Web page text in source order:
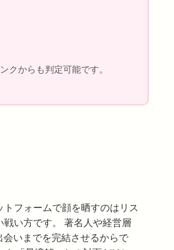
からも判定可能です。
フォームで顔を晒すのはリス
い方です。 著名人や経営層
いまでを完結させるからで